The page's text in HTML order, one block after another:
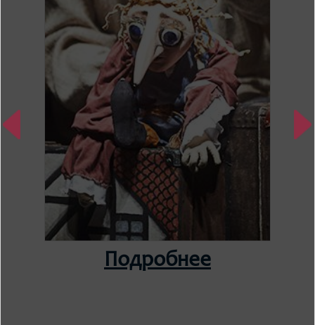
Подробнее